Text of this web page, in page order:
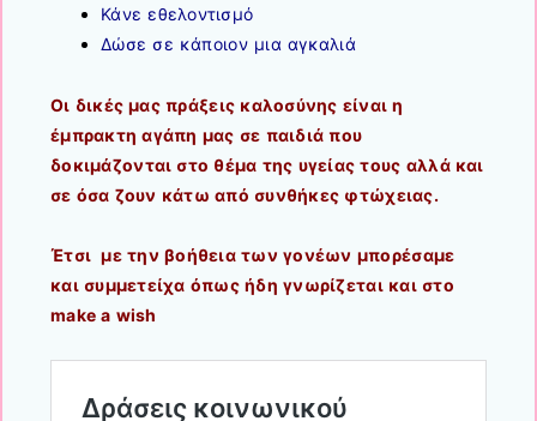
Κάνε εθελοντισμό
Δώσε σε κάποιον μια αγκαλιά
Οι δικές μας πράξεις καλοσύνης είναι η
έμπρακτη αγάπη μας σε παιδιά που
δοκιμάζονται στο θέμα της υγείας τους αλλά και
σε όσα ζουν κάτω από συνθήκες φτώχειας.
Έτσι με την βοήθεια των γονέων μπορέσαμε
και συμμετείχα όπως ήδη γνωρίζεται και στο
make a wish